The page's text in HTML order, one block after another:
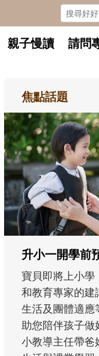
親子慢讀 請問
焦點話題
和孩子一
懂父親的
沒有人天
在一次次「
著孩子一
體遊戲，到
決問題的能
同的模樣
歷程。